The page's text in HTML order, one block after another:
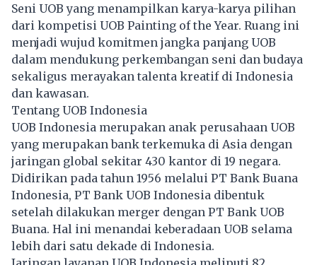
Seni UOB yang menampilkan karya-karya pilihan
dari kompetisi UOB Painting of the Year. Ruang ini
menjadi wujud komitmen jangka panjang UOB
dalam mendukung perkembangan seni dan budaya
sekaligus merayakan talenta kreatif di Indonesia
dan kawasan.
Tentang UOB Indonesia
UOB Indonesia merupakan anak perusahaan UOB
yang merupakan bank terkemuka di Asia dengan
jaringan global sekitar 430 kantor di 19 negara.
Didirikan pada tahun 1956 melalui PT Bank Buana
Indonesia, PT Bank UOB Indonesia dibentuk
setelah dilakukan merger dengan PT Bank UOB
Buana. Hal ini menandai keberadaan UOB selama
lebih dari satu dekade di Indonesia.